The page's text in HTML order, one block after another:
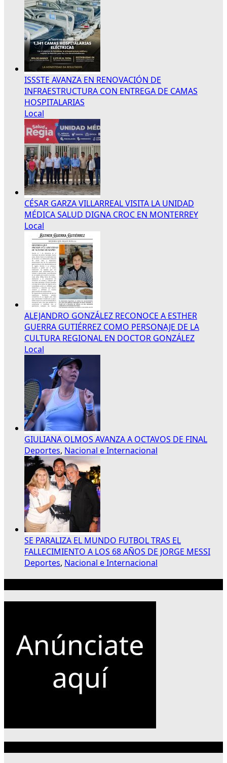
ISSSTE AVANZA EN RENOVACIÓN DE
INFRAESTRUCTURA CON ENTREGA DE CAMAS
HOSPITALARIAS
Local
CÉSAR GARZA VILLARREAL VISITA LA UNIDAD
MÉDICA SALUD DIGNA CROC EN MONTERREY
Local
ALEJANDRO GONZÁLEZ RECONOCE A ESTHER
GUERRA GUTIÉRREZ COMO PERSONAJE DE LA
CULTURA REGIONAL EN DOCTOR GONZÁLEZ
Local
GIULIANA OLMOS AVANZA A OCTAVOS DE FINAL
Deportes, Nacional e Internacional
SE PARALIZA EL MUNDO FUTBOL TRAS EL
FALLECIMIENTO A LOS 68 AÑOS DE JORGE MESSI
Deportes, Nacional e Internacional